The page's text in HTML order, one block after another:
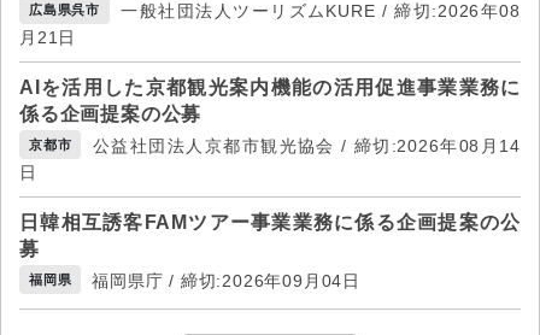
広島県呉市
一般社団法人ツーリズムKURE / 締切:2026年08
月21日
AIを活用した京都観光案内機能の活用促進事業業務に
係る企画提案の公募
京都市
公益社団法人京都市観光協会 / 締切:2026年08月14
日
日韓相互誘客FAMツアー事業業務に係る企画提案の公
募
福岡県 福岡県庁 / 締切:2026年09月04日